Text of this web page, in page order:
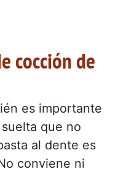
cocción de
es importante
que no
al dente es
conviene ni